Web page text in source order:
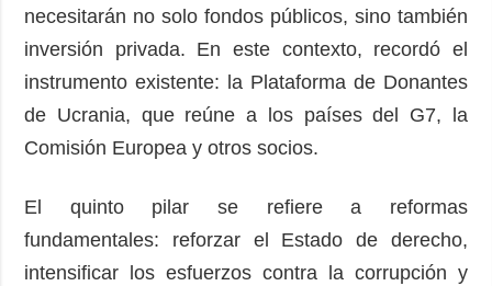
necesitarán no solo fondos públicos, sino también
inversión privada. En este contexto, recordó el
instrumento existente: la Plataforma de Donantes
de Ucrania, que reúne a los países del G7, la
Comisión Europea y otros socios.
El quinto pilar se refiere a reformas
fundamentales: reforzar el Estado de derecho,
intensificar los esfuerzos contra la corrupción y